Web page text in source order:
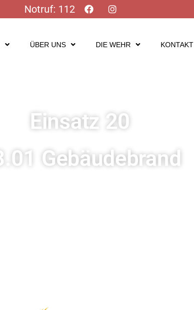
Notruf: 112
ÜBER UNS DIE WEHR KONTAKT
Einsatz 20
Gebäudebrand